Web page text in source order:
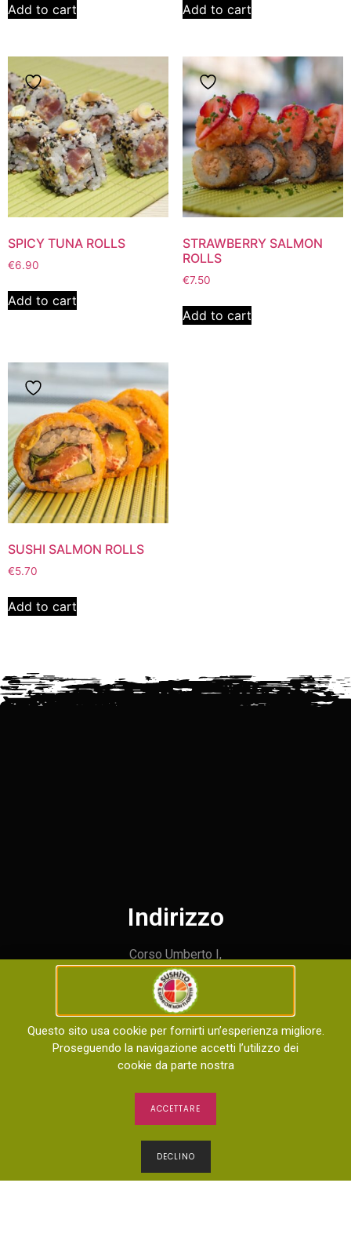
Add to cart Add to cart
SPICY TUNA ROLLS
€6.90
Add to cart
STRAWBERRY SALMON
ROLLS
€7.50
Add to cart
SUSHI SALMON ROLLS
€5.70
Add to cart
Indirizzo
Corso Umberto I,
73 – Siracusa
Prenota un tavolo
+39 327 781 7697
Orari di apertura
Aperto tutti i giorni dalle
dalle 12:00 alle 15:00 e dalle 18:00 alle 23:00
Questo sito usa cookie per fornirti un’esperienza migliore.
Proseguendo la navigazione accetti l’utilizzo dei
cookie da parte nostra
ACCETTARE
DECLINO